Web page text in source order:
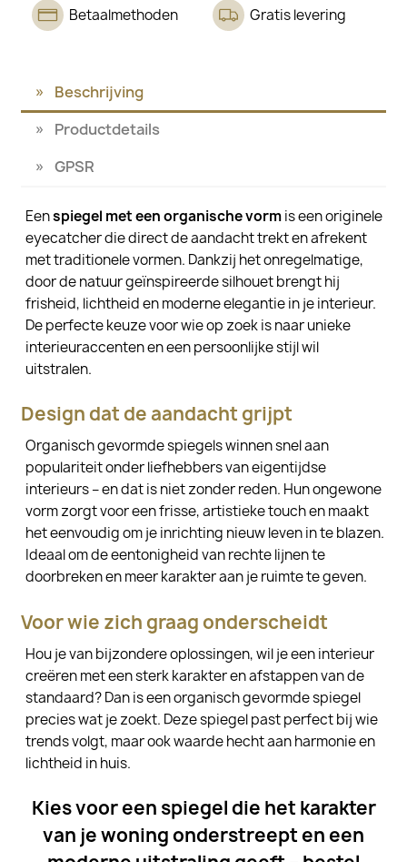
Betaalmethoden Gratis levering
Beschrijving
Productdetails
GPSR
Eenspiegel met een organische vormis een originele
eyecatcher die direct de aandacht trekt en afrekent
met traditionele vormen. Dankzij het onregelmatige,
door de natuur geïnspireerde silhouet brengt hij
frisheid, lichtheid en moderne elegantie in je interieur.
De perfecte keuze voor wie op zoek is naar unieke
interieuraccenten en een persoonlijke stijl wil
uitstralen.
Design dat de aandacht grijpt
Organisch gevormde spiegels winnen snel aan
populariteit onder liefhebbers van eigentijdse
interieurs – en dat is niet zonder reden. Hun ongewone
vorm zorgt voor een frisse, artistieke touch en maakt
het eenvoudig om je inrichting nieuw leven in te blazen.
Ideaal om de eentonigheid van rechte lijnen te
doorbreken en meer karakter aan je ruimte te geven.
Voor wie zich graag onderscheidt
Hou je van bijzondere oplossingen, wil je een interieur
creëren met een sterk karakter en afstappen van de
standaard? Dan is een organisch gevormde spiegel
precies wat je zoekt. Deze spiegel past perfect bij wie
trends volgt, maar ook waarde hecht aan harmonie en
lichtheid in huis.
Kies voor een spiegel die het karakter
van je woning onderstreept en een